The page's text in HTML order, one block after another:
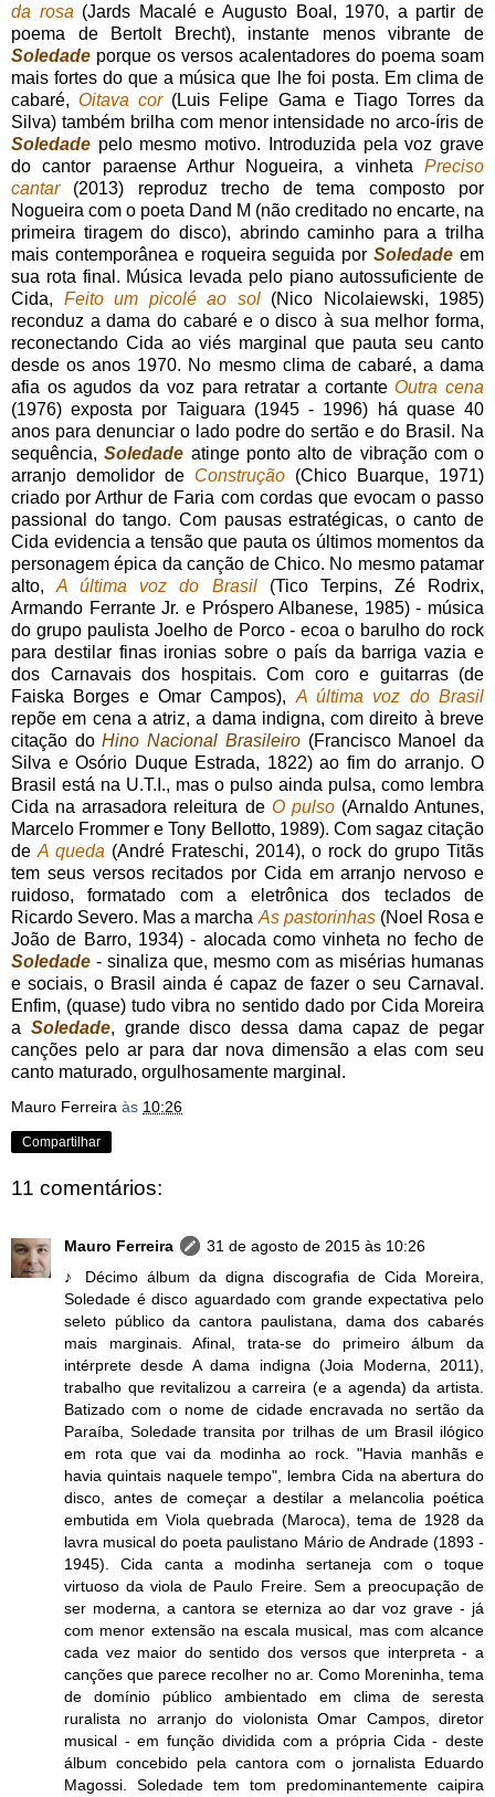
da rosa (Jards Macalé e Augusto Boal, 1970, a partir de
poema de Bertolt Brecht), instante menos vibrante de
Soledade porque os versos acalentadores do poema soam
mais fortes do que a música que lhe foi posta. Em clima de
cabaré,Oitava cor(Luis Felipe Gama e Tiago Torres da
Silva) também brilha com menor intensidade no arco-íris de
Soledade pelo mesmo motivo. Introduzida pela voz grave
do cantor paraense Arthur Nogueira, a vinheta Preciso
cantar(2013) reproduz trecho de tema composto por
Nogueira com o poeta Dand M (não creditado no encarte, na
primeira tiragem do disco), abrindo caminho para a trilha
mais contemporânea e roqueira seguida porSoledade em
sua rota final. Música levada pelo piano autossuficiente de
Cida, Feito um picolé ao sol(Nico Nicolaiewski, 1985)
reconduz a dama do cabaré e o disco à sua melhor forma,
reconectando Cida ao viés marginal que pauta seu canto
desde os anos 1970. No mesmo clima de cabaré, a dama
afia os agudos da voz para retratar a cortanteOutra cena
(1976) exposta por Taiguara (1945 - 1996) há quase 40
anos para denunciar o lado podre do sertão e do Brasil. Na
sequência,Soledade atinge ponto alto de vibração com o
arranjo demolidor de Construção (Chico Buarque, 1971)
criado por Arthur de Faria com cordas que evocam o passo
passional do tango. Com pausas estratégicas, o canto de
Cida evidencia a tensão que pauta os últimos momentos da
personagem épica da canção de Chico. No mesmo patamar
alto,A última voz do Brasil (Tico Terpins, Zé Rodrix,
Armando Ferrante Jr. e Próspero Albanese, 1985) - música
do grupo paulista Joelho de Porco - ecoa o barulho do rock
para destilar finas ironias sobre o país da barriga vazia e
dos Carnavais dos hospitais. Com coro e guitarras (de
Faiska Borges e Omar Campos), A última voz do Brasil
repõe em cena a atriz, a dama indigna, com direito à breve
citação doHino Nacional Brasileiro(Francisco Manoel da
Silva e Osório Duque Estrada, 1822) ao fim do arranjo. O
Brasil está na U.T.I., mas o pulso ainda pulsa, como lembra
Cida na arrasadora releitura de O pulso(Arnaldo Antunes,
Marcelo Frommer e Tony Bellotto, 1989). Com sagaz citação
de A queda (André Frateschi, 2014), o rock do grupo Titãs
tem seus versos recitados por Cida em arranjo nervoso e
ruidoso, formatado com a eletrônica dos teclados de
Ricardo Severo. Mas a marcha As pastorinhas(Noel Rosa e
João de Barro, 1934) - alocada como vinheta no fecho de
Soledade - sinaliza que, mesmo com as misérias humanas
e sociais, o Brasil ainda é capaz de fazer o seu Carnaval.
Enfim, (quase) tudo vibra no sentido dado por Cida Moreira
a Soledade, grande disco dessa dama capaz de pegar
canções pelo ar para dar nova dimensão a elas com seu
canto maturado, orgulhosamente marginal.
Mauro Ferreira às 10:26
Compartilhar
11 comentários:
Mauro Ferreira
31 de agosto de 2015 às 10:26
♪ Décimo álbum da digna discografia de Cida Moreira,
Soledade é disco aguardado com grande expectativa pelo
seleto público da cantora paulistana, dama dos cabarés
mais marginais. Afinal, trata-se do primeiro álbum da
intérprete desde A dama indigna (Joia Moderna, 2011),
trabalho que revitalizou a carreira (e a agenda) da artista.
Batizado com o nome de cidade encravada no sertão da
Paraíba, Soledade transita por trilhas de um Brasil ilógico
em rota que vai da modinha ao rock. "Havia manhãs e
havia quintais naquele tempo", lembra Cida na abertura do
disco, antes de começar a destilar a melancolia poética
embutida em Viola quebrada (Maroca), tema de 1928 da
lavra musical do poeta paulistano Mário de Andrade (1893 -
1945). Cida canta a modinha sertaneja com o toque
virtuoso da viola de Paulo Freire. Sem a preocupação de
ser moderna, a cantora se eterniza ao dar voz grave - já
com menor extensão na escala musical, mas com alcance
cada vez maior do sentido dos versos que interpreta - a
canções que parece recolher no ar. Como Moreninha, tema
de domínio público ambientado em clima de seresta
ruralista no arranjo do violonista Omar Campos, diretor
musical - em função dividida com a própria Cida - deste
álbum concebido pela cantora com o jornalista Eduardo
Magossi. Soledade tem tom predominantemente caipira